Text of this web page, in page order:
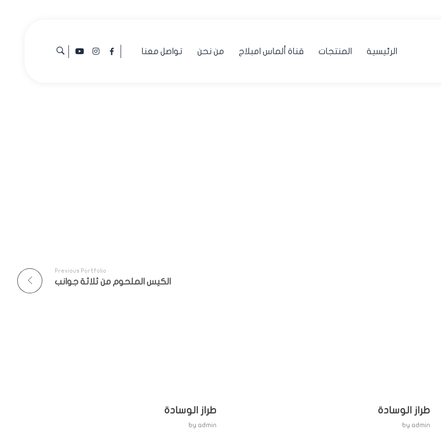
الرئيسية المنتجات قناة ألماس امبلاج من نحن تواصل معنا
Previous Portfolio
الكيس الملحوم من ثلاثة جوانب
طراز الوسادة
by admin
طراز الوسادة
by admin